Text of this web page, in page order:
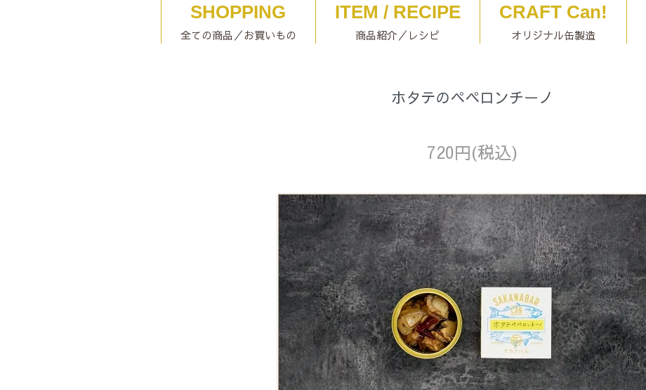
SHOPPING
全ての商品／お買いもの
ITEM / RECIPE
商品紹介／レシピ
CRAFT Can!
オリジナル缶製造
ホタテのペペロンチーノ
720円(税込)